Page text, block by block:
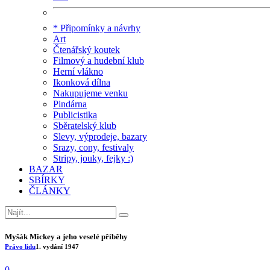
* Připomínky a návrhy
Art
Čtenářský koutek
Filmový a hudební klub
Herní vlákno
Ikonková dílna
Nakupujeme venku
Pindárna
Publicistika
Sběratelský klub
Slevy, výprodeje, bazary
Srazy, cony, festivaly
Stripy, jouky, fejky :)
BAZAR
SBÍRKY
ČLÁNKY
Myšák Mickey a jeho veselé příběhy
Právo lidu1. vydání 1947